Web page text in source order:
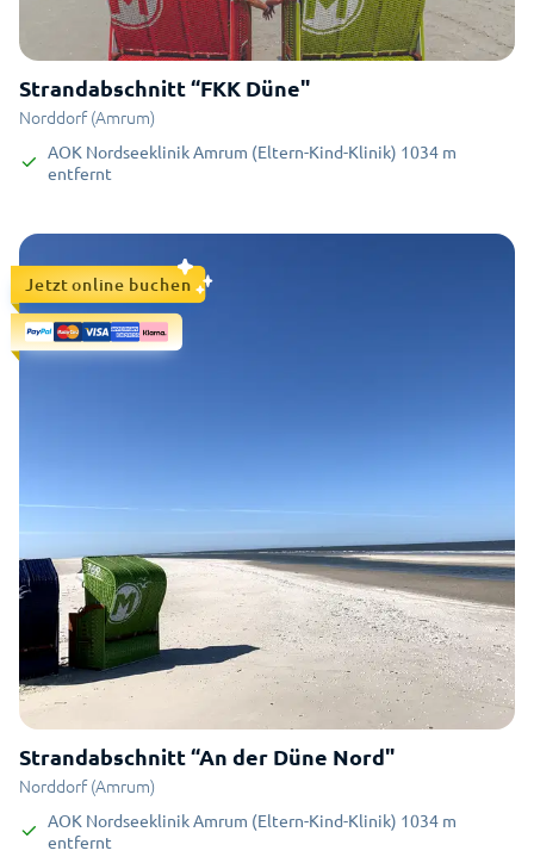
Strandabschnitt “FKK Düne"
Norddorf (Amrum)
AOK Nordseeklinik Amrum (Eltern-Kind-Klinik) 1034 m
entfernt
Strandabschnitt “An der Düne Nord"
Norddorf (Amrum)
Jetzt online buchen
AOK Nordseeklinik Amrum (Eltern-Kind-Klinik) 1034 m
entfernt